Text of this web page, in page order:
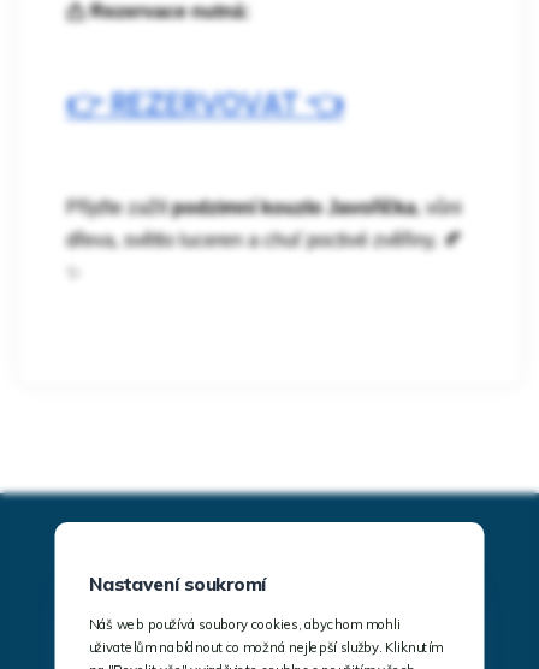
📩 Rezervace nutná:
👉 REZERVOVAT 👈
Přijďte zažítpodzimní kouzlo Javoříčka, vůni
dřeva, světlo luceren a chuť poctivé zvěřiny. 🍂
Nastavení soukromí
Náš web používá soubory cookies, abychom mohli
uživatelům nabídnout co možná nejlepší služby. Kliknutím